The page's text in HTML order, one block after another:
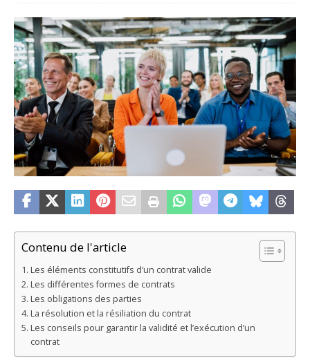
Contenu de l'article
Les éléments constitutifs d’un contrat valide
Les différentes formes de contrats
Les obligations des parties
La résolution et la résiliation du contrat
Les conseils pour garantir la validité et l’exécution d’un
contrat